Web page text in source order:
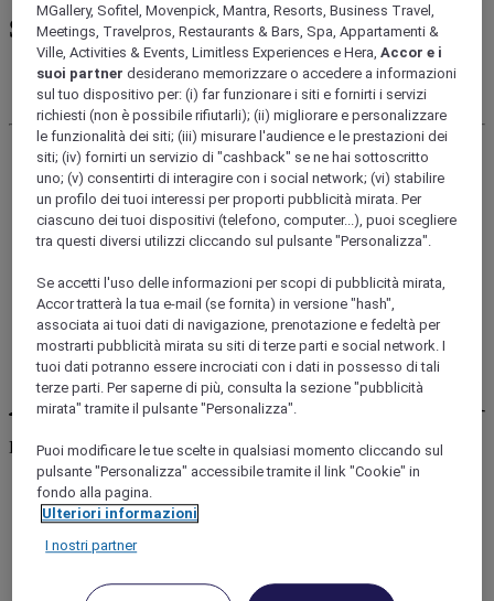
Soluzioni pro
Riunioni ed Eventi
Professionisti Del Tourismo
Luxury (12)12 Luxury
MGallery, Sofitel, Movenpick, Mantra, Resorts, Business Travel,
Meetings, Travelpros, Restaurants & Bars, Spa, Appartamenti &
Ville, Activities & Events, Limitless Experiences e Hera,Accor e i
suoi partner desiderano memorizzare o accedere a informazioni
sul tuo dispositivo per: (i) far funzionare i siti e fornirti i servizi
richiesti (non è possibile rifiutarli); (ii) migliorare e personalizzare
le funzionalità dei siti; (iii) misurare l'audience e le prestazioni dei
siti; (iv) fornirti un servizio di "cashback" se ne hai sottoscritto
uno; (v) consentirti di interagire con i social network; (vi) stabilire
un profilo dei tuoi interessi per proporti pubblicità mirata. Per
ciascuno dei tuoi dispositivi (telefono, computer...), puoi scegliere
tra questi diversi utilizzi cliccando sul pulsante "Personalizza".
Se accetti l'uso delle informazioni per scopi di pubblicità mirata,
Accor tratterà la tua e-mail (se fornita) in versione "hash",
associata ai tuoi dati di navigazione, prenotazione e fedeltà per
mostrarti pubblicità mirata su siti di terze parti e social network. I
tuoi dati potranno essere incrociati con i dati in possesso di tali
terze parti. Per saperne di più, consulta la sezione "pubblicità
mirata" tramite il pulsante "Personalizza".
Puoi modificare le tue scelte in qualsiasi momento cliccando sul
pulsante "Personalizza" accessibile tramite il link "Cookie" in
fondo alla pagina.
Ulteriori informazioni
I nostri partner